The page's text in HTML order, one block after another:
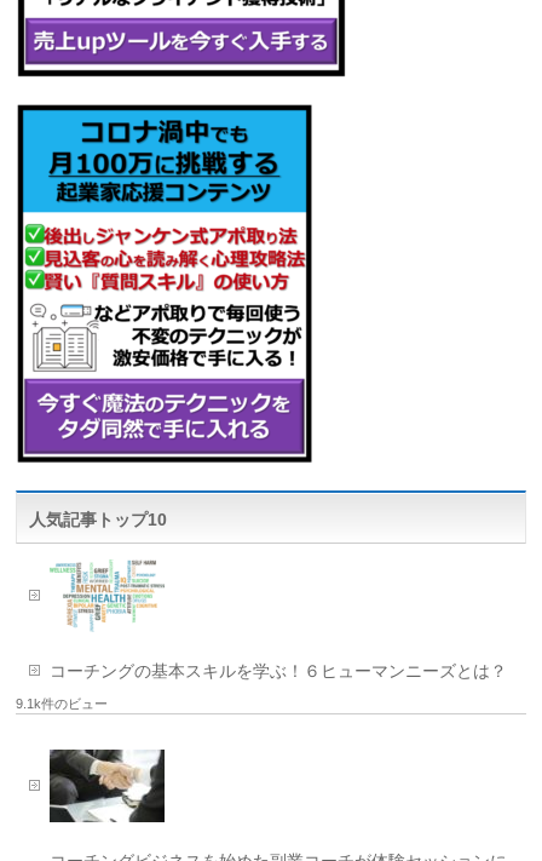
人気記事トップ10
コーチングの基本スキルを学ぶ！６ヒューマンニーズとは？
9.1k件のビュー